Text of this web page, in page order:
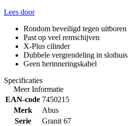
Lees door
Rondom beveiligd tegen uitboren
Past op veel remschijven
X-Plus cilinder
Dubbele vergrendeling in slothuis
Geen herinneringskabel
Specificaties
Meer Informatie
EAN-code 7450215
Merk
Abus
Serie
Granit 67